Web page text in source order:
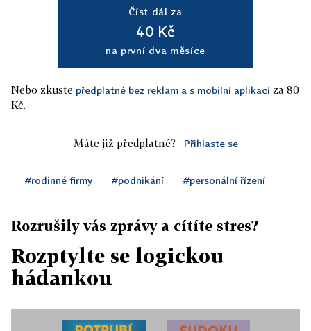
Číst dál za
40 Kč
na první dva měsíce
Nebo zkuste předplatné bez reklam a s mobilní aplikací za 80
Kč.
Máte již předplatné? Přihlaste se
#rodinné firmy #podnikání #personální řízení
Rozrušily vás zprávy a cítíte stres?
Rozptylte se logickou
hádankou